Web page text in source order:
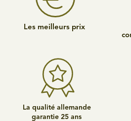
Les meilleurs prix
La qualité allemande
garantie 25 ans